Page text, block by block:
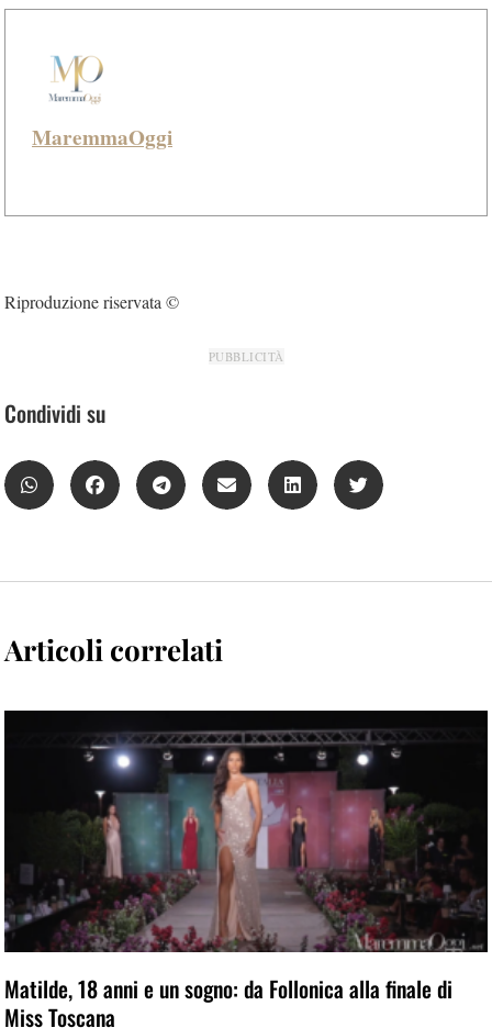
MaremmaOggi
Riproduzione riservata ©
PUBBLICITÀ
Condividi su
Articoli correlati
Matilde, 18 anni e un sogno: da Follonica alla finale di
Miss Toscana